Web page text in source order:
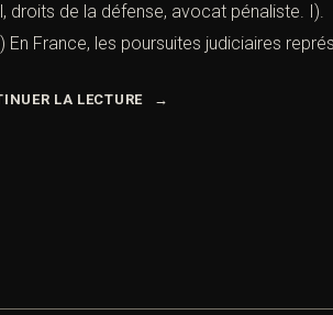
droits de la défense, avocat pénaliste.
En France, les poursuites judiciaires
LA LECTURE